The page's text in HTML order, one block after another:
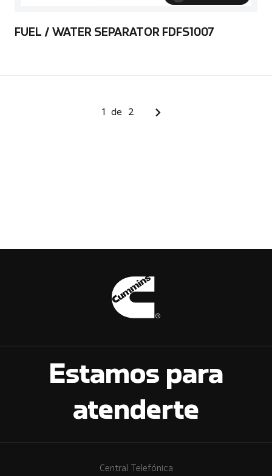
FUEL / WATER SEPARATOR FDFS1007
1 de 2
Estamos para
atenderte
Central Telefónica